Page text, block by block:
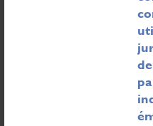
21 - Salle de Sport sans
22 - Salle de Sport avec
221 - Salle de Sport avec